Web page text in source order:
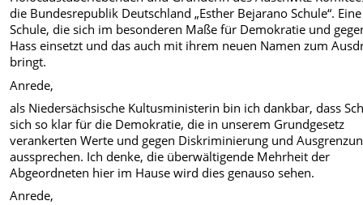
die Bundesrepublik Deutschland „Esther Bejarano Schule“. Eine
Schule, die sich im besonderen Maße für Demokratie und
Hass einsetzt und das auch mit ihrem neuen Namen zum
bringt.
Anrede,
als Niedersächsische Kultusministerin bin ich dankbar, dass
sich so klar für die Demokratie, die in unserem Grundgesetz
verankerten Werte und gegen Diskriminierung und
aussprechen. Ich denke, die überwältigende Mehrheit der
Abgeordneten hier im Hause wird dies genauso sehen.
Anrede,